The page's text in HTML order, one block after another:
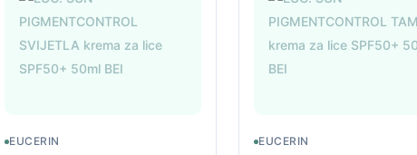
EUCERIN EUCERIN